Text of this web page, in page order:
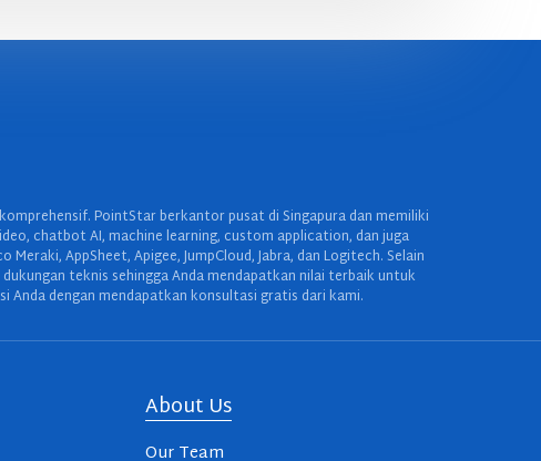
PointStar berkantor pusat di Singapura dan memiliki
chatbot AI, machine learning, custom application, dan juga
AppSheet, Apigee, JumpCloud, Jabra, dan Logitech. Selain
teknis sehingga Anda mendapatkan nilai terbaik untuk
Anda dengan mendapatkan konsultasi gratis dari kami.
About Us
Our Team